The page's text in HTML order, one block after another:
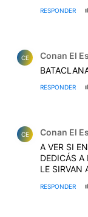
RESPONDER
CE Conan El
RESPONDER
CE Conan El
A VER SI
DEDICÁS A
LE SIRVAN
RESPONDER